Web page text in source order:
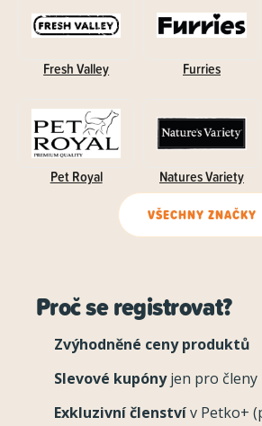
Fresh Valley Furries
Pet Royal Natures Variety
VŠECHNY ZNAČKY
Proč se registrovat?
Zvýhodněné ceny produktů
Slevové kupónyjen pro členy
Exkluzivní členstvív Petko+